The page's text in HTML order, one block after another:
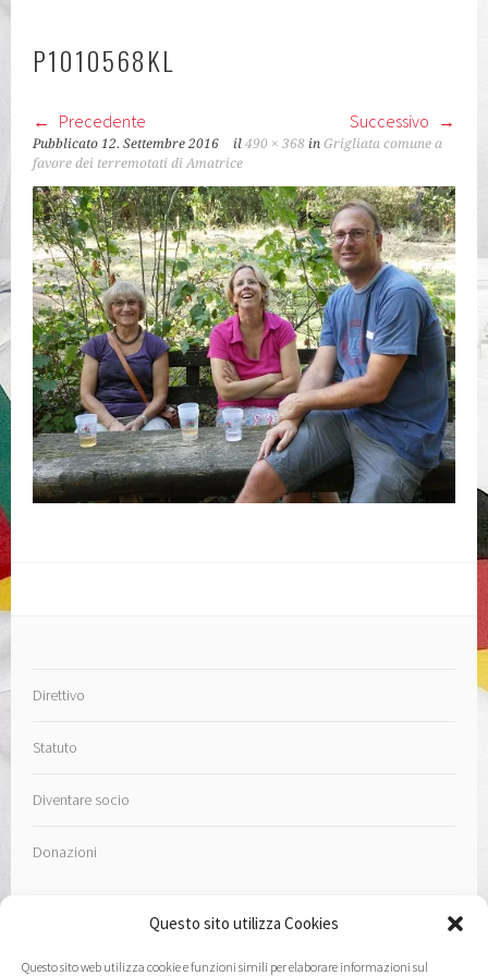
Questo sito utilizza Cookies
Questo sito web utilizza cookie e funzioni simili per elaborare informazioni sul
P1010568KL
Precedente Successivo
Pubblicato12. Settembre 2016 il490 × 368 inGrigliata comune a
favore dei terremotati di Amatrice
Direttivo
Statuto
Diventare socio
Donazioni